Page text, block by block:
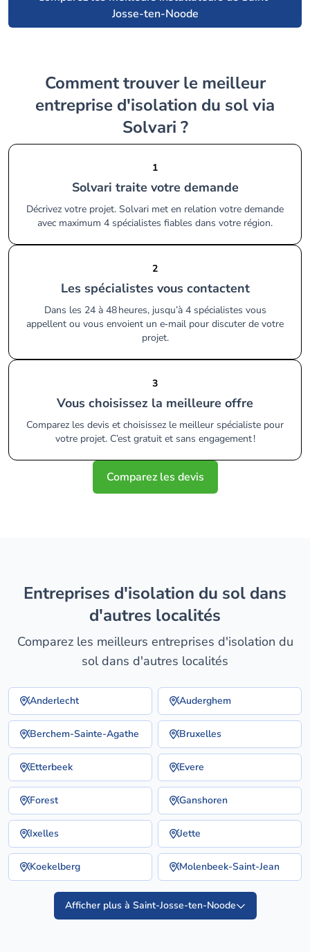
Josse-ten-Noode
Comment trouver le meilleur
entreprise d'isolation du sol via
Solvari ?
1
Solvari traite votre demande
Décrivez votre projet. Solvari met en relation votre demande
avec maximum 4 spécialistes fiables dans votre région.
2
Les spécialistes vous contactent
Dans les 24 à 48 heures, jusqu’à 4 spécialistes vous
appellent ou vous envoient un e‑mail pour discuter de votre
projet.
3
Vous choisissez la meilleure offre
Comparez les devis et choisissez le meilleur spécialiste pour
votre projet. C’est gratuit et sans engagement !
Comparez les devis
entreprises d'isolation du sol dans
d'autres localités
Comparez les meilleurs entreprises d'isolation du
sol dans d'autres localités
Anderlecht Auderghem
Berchem-Sainte-Agathe Bruxelles
Etterbeek Evere
Forest Ganshoren
Ixelles Jette
Koekelberg Molenbeek-Saint-Jean
Afficher plus à Saint-Josse-ten-Noode